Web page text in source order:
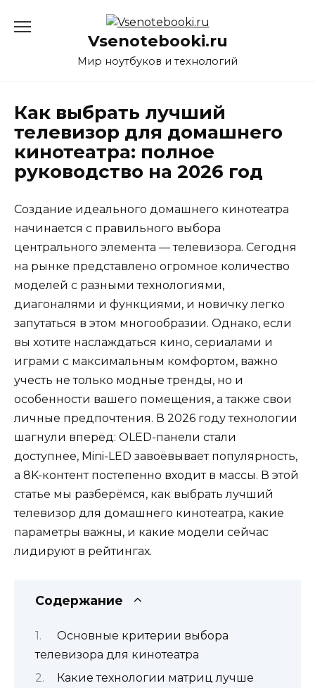
Vsenotebooki.ru
Мир ноутбуков и технологий
Как выбрать лучший
телевизор для домашнего
кинотеатра: полное
руководство на 2026 год
Создание идеального домашнего кинотеатра
начинается с правильного выбора
центрального элемента — телевизора. Сегодня
на рынке представлено огромное количество
моделей с разными технологиями,
диагоналями и функциями, и новичку легко
запутаться в этом многообразии. Однако, если
вы хотите наслаждаться кино, сериалами и
играми с максимальным комфортом, важно
учесть не только модные тренды, но и
особенности вашего помещения, а также свои
личные предпочтения. В 2026 году технологии
шагнули вперёд: OLED-панели стали
доступнее, Mini-LED завоёвывает популярность,
а 8K-контент постепенно входит в массы. В этой
статье мы разберёмся, как выбрать лучший
телевизор для домашнего кинотеатра, какие
параметры важны, и какие модели сейчас
лидируют в рейтингах.
Содержание
Основные критерии выбора
телевизора для кинотеатра
Какие технологии матриц лучше